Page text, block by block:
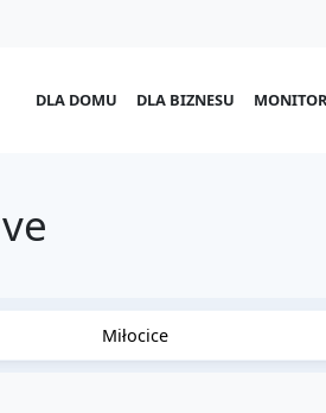
DLA DOMU DLA BIZNESU